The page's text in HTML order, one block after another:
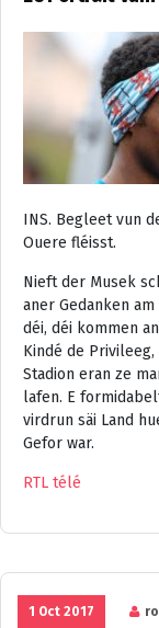
INS. Begleet vun
Ouere fléisst.
Nieft der Musek
aner Gedanken
déi, déi kommen
Kindé de
Stadion eran ze
lafen. E
virdrun säi Land
Gefor war.
RTL télé
1 Oct 2017